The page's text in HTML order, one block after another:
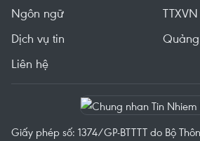
Ngôn ngữ
TTXVN
Dịch vụ tin
Liên hệ
Giấy phép số: 1374/GP-BTTTT do Bộ